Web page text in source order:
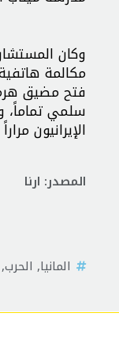
مكالمة
فتح مضيق
سلمي تماماً،
الإيرانيون
المصدر: ارنا
المانيا, الحرب,